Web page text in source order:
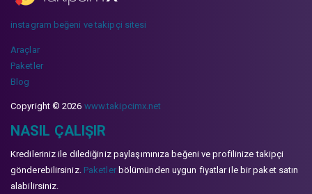
instagram beğeni ve takipçi sitesi
Araçlar
Paketler
Blog
Copyright © 2026 www.takipcimx.net
NASIL ÇALIŞIR
Kredileriniz ile dilediğiniz paylaşımınıza beğeni ve profilinize takipçi
gönderebilirsiniz. Paketlerbölümünden uygun fiyatlar ile bir paket satın
alabilirsiniz.